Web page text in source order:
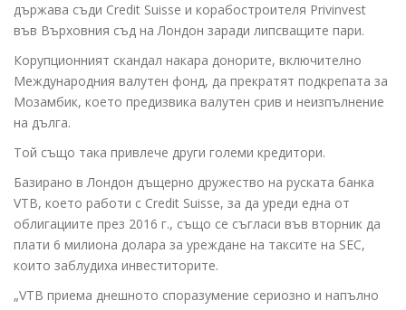
държава съди Credit Suisse и корабостроителя Privinvest
във Върховния съд на Лондон заради липсващите пари.
Корупционният скандал накара донорите, включително
Международния валутен фонд, да прекратят подкрепата за
Мозамбик, което предизвика валутен срив и неизпълнение
на дълга.
Той също така привлече други големи кредитори.
Базирано в Лондон дъщерно дружество на руската банка
VTB, което работи с Credit Suisse, за да уреди една от
облигациите през 2016 г., също се съгласи във вторник да
плати 6 милиона долара за уреждане на таксите на SEC,
които заблудиха инвеститорите.
„VTB приема днешното споразумение сериозно и напълно